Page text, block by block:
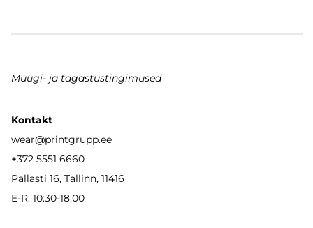
Müügi- ja tagastustingimused
Kontakt
wear@printgrupp.ee
+372 5551 6660
Pallasti 16, Tallinn, 11416
E-R: 10:30-18:00